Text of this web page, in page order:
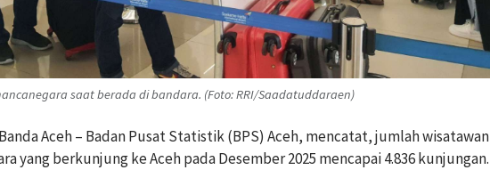
saat berada di bandara. (Foto: RRI/Saadatuddaraen)
Banda Aceh – Badan Pusat Statistik (BPS) Aceh, mencatat, jumlah wisatawan
yang berkunjung ke Aceh pada Desember 2025 mencapai 4.836 kunjungan.